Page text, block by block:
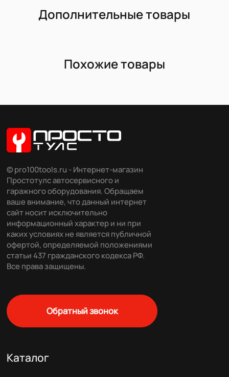
Дополнительные товары
Похожие товары
© pro100tools.ru - Интернет-магазин
Простотулс автосервисного и
гаражного оборудования. Обращаем
ваше внимание, что данный интернет
сайт носит исключительно
информационный характер и ни при
каких условиях не является публичной
офертой, определяемой положениями
статьи 437 гражданского кодекса РФ.
Все права защищены.
Обратный звонок
Каталог